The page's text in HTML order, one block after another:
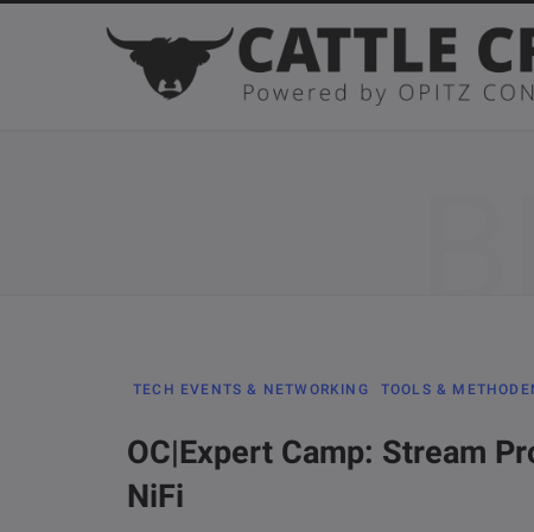
TECH EVENTS & NETWORKING TOOLS &
OC|Expert Camp: Stream
NiFi